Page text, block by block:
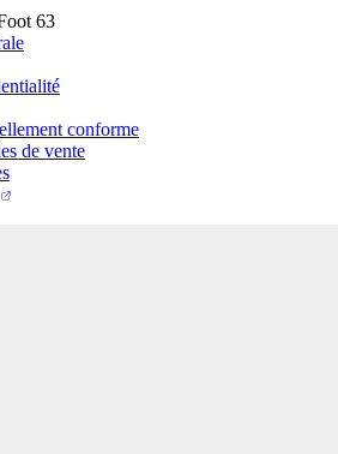
63
conforme
de vente